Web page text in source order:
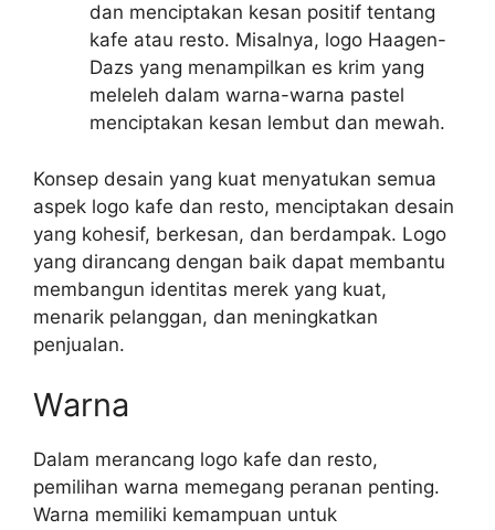
dan menciptakan kesan positif tentang
kafe atau resto. Misalnya, logo Haagen-
Dazs yang menampilkan es krim yang
meleleh dalam warna-warna pastel
menciptakan kesan lembut dan mewah.
Konsep desain yang kuat menyatukan semua
aspek logo kafe dan resto, menciptakan desain
yang kohesif, berkesan, dan berdampak. Logo
yang dirancang dengan baik dapat membantu
membangun identitas merek yang kuat,
menarik pelanggan, dan meningkatkan
penjualan.
Warna
Dalam merancang logo kafe dan resto,
pemilihan warna memegang peranan penting.
Warna memiliki kemampuan untuk